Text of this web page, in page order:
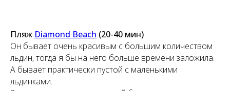
Пляж Diamond Beach (20-40 мин)
Он бывает очень красивым с большим количеством
льдин, тогда я бы на него больше времени заложила.
А бывает практически пустой с маленькими
льдинками.